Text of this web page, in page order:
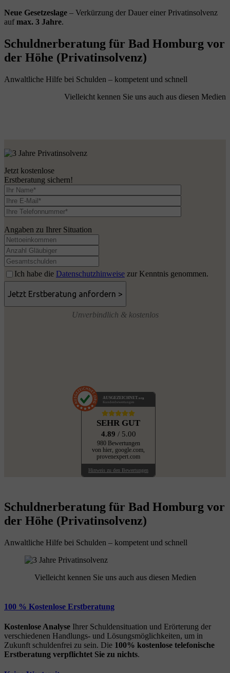
Neue Gesetzeslage – Verkürzung der Dauer einer Privatinsolvenz
aufmax. 3 Jahre.
Schuldnerberatung für Bad Homburg vor
der Höhe (Privatinsolvenz)
Anwaltliche Hilfe bei Schulden – kompetent und schnell
Vielleicht kennen Sie uns auch aus diesen Medien
Jetzt kostenlose
Erstberatung sichern!
Angaben zu Ihrer Situation
Ich habe die Datenschutzhinweise zur Kenntnis genommen.
Unverbindlich & kostenlos
AUSGEZEICHNET .org
Kundenbewertungen
SEHR GUT
4.89 / 5.00
980 Bewertungen
von hier, google.com,
provenexpert.com
Hinweis zu den Bewertungen
Schuldnerberatung für Bad Homburg vor
der Höhe (Privatinsolvenz)
Anwaltliche Hilfe bei Schulden – kompetent und schnell
Vielleicht kennen Sie uns auch aus diesen Medien
100 % Kostenlose Erstberatung
Kostenlose Analyse Ihrer Schuldensituation und Erörterung der
verschiedenen Handlungs- und Lösungsmöglichkeiten, um in
Zukunft schuldenfrei zu sein. Die 100% kostenlose telefonische
Erstberatung verpflichtet Sie zu nichts.